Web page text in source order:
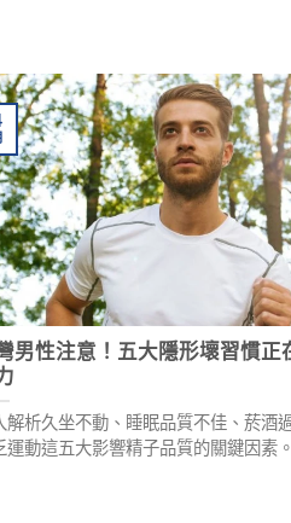
男性注意！五大隱形壞習慣正
解析久坐不動、睡眠品質不佳、菸酒
運動這五大影響精子品質的關鍵因素